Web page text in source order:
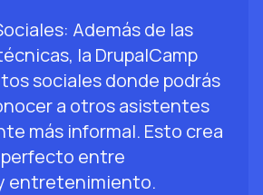
Además de las
la DrupalCamp
sociales donde podrás
a otros asistentes
más informal. Esto crea
entre
entretenimiento.